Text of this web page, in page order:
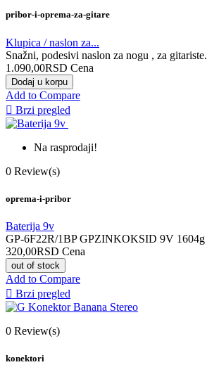
pribor-i-oprema-za-gitare
Klupica / naslon za...
Snažni, podesivi naslon za nogu , za gitariste.
1.090,00RSD Cena
Dodaj u korpu
Add to Compare
 Brzi pregled
Na rasprodaji!
0 Review(s)
oprema-i-pribor
Baterija 9v
GP-6F22R/1BP GPZINKOKSID 9V 1604g
320,00RSD Cena
out of stock
Add to Compare
 Brzi pregled
0 Review(s)
konektori